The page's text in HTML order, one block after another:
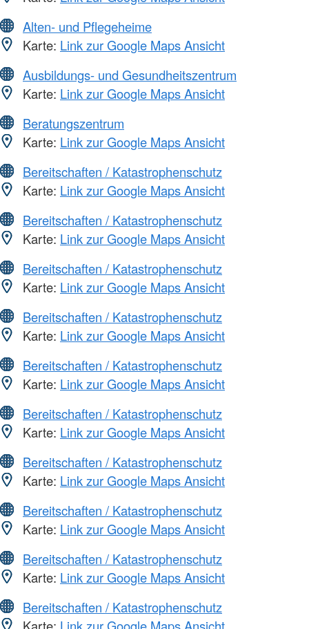
Alten- und Pflegeheime
Karte: Link zur Google Maps Ansicht
Ausbildungs- und Gesundheitszentrum
Karte: Link zur Google Maps Ansicht
Beratungszentrum
Karte: Link zur Google Maps Ansicht
Bereitschaften / Katastrophenschutz
Karte: Link zur Google Maps Ansicht
Bereitschaften / Katastrophenschutz
Karte: Link zur Google Maps Ansicht
Bereitschaften / Katastrophenschutz
Karte: Link zur Google Maps Ansicht
Bereitschaften / Katastrophenschutz
Karte: Link zur Google Maps Ansicht
Bereitschaften / Katastrophenschutz
Karte: Link zur Google Maps Ansicht
Bereitschaften / Katastrophenschutz
Karte: Link zur Google Maps Ansicht
Bereitschaften / Katastrophenschutz
Karte: Link zur Google Maps Ansicht
Bereitschaften / Katastrophenschutz
Karte: Link zur Google Maps Ansicht
Bereitschaften / Katastrophenschutz
Karte: Link zur Google Maps Ansicht
Bereitschaften / Katastrophenschutz
Karte: Link zur Google Maps Ansicht